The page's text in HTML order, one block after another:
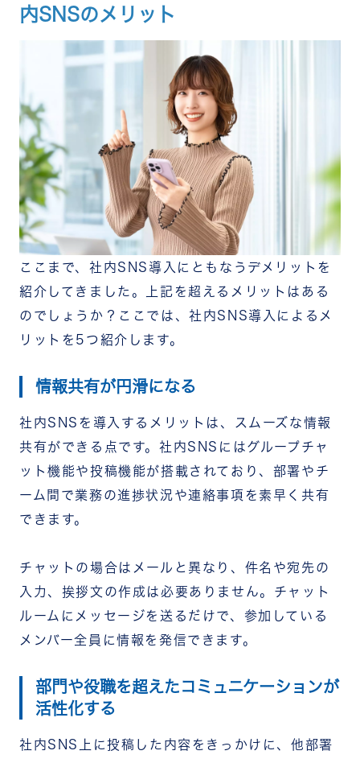
内SNSのメリット
ここまで、社内SNS導入にともなうデメリットを
紹介してきました。上記を超えるメリットはある
のでしょうか？ここでは、社内SNS導入によるメ
リットを5つ紹介します。
情報共有が円滑になる
社内SNSを導入するメリットは、スムーズな情報
共有ができる点です。社内SNSにはグループチャ
ット機能や投稿機能が搭載されており、部署やチ
ーム間で業務の進捗状況や連絡事項を素早く共有
できます。
チャットの場合はメールと異なり、件名や宛先の
入力、挨拶文の作成は必要ありません。チャット
ルームにメッセージを送るだけで、参加している
メンバー全員に情報を発信できます。
部門や役職を超えたコミュニケーションが
活性化する
社内SNS上に投稿した内容をきっかけに、他部署